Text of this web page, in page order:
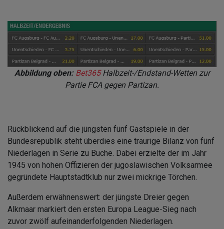
Abbildung oben: Bet365Halbzeit-/Endstand-Wetten zur
Partie FCA gegen Partizan.
Rückblickend auf die jüngsten fünf Gastspiele in der
Bundesrepublik steht überdies eine traurige Bilanz von fünf
Niederlagen in Serie zu Buche. Dabei erzielte der im Jahr
1945 von hohen Offizieren der jugoslawischen Volksarmee
gegründete Hauptstadtklub nur zwei mickrige Törchen.
Außerdem erwähnenswert: der jüngste Dreier gegen
Alkmaar markiert den ersten Europa League-Sieg nach
zuvor zwölf aufeinanderfolgenden Niederlagen.